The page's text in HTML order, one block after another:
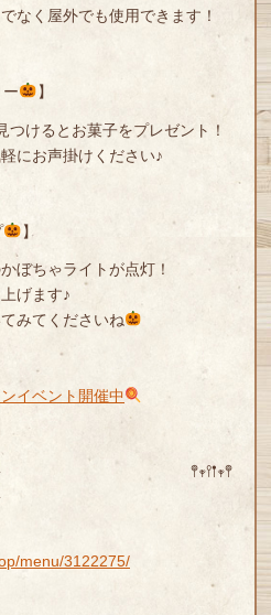
なく屋外でも使用できます！
】
つけるとお菓子をプレゼント！
にお声掛けください♪
】
ぼちゃライトが点灯！
げます♪
みてくださいね
イベント開催中
𖤣𖥧𖥣𖡡𖥧𖤣
menu/3122275/